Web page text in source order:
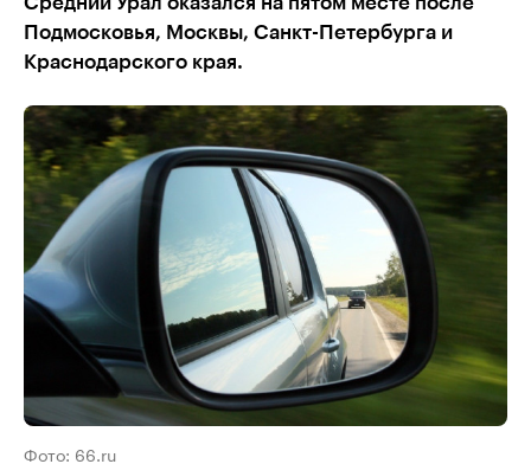
Подмосковья, Москвы, Санкт-Петербурга и
Краснодарского края.
Фото: 66.ru